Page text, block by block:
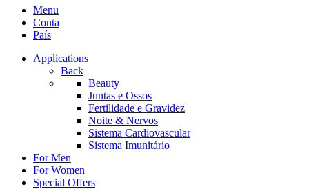
Menu
Conta
País
Applications
Back
Beauty
Juntas e Ossos
Fertilidade e Gravidez
Noite & Nervos
Sistema Cardiovascular
Sistema Imunitário
For Men
For Women
Special Offers